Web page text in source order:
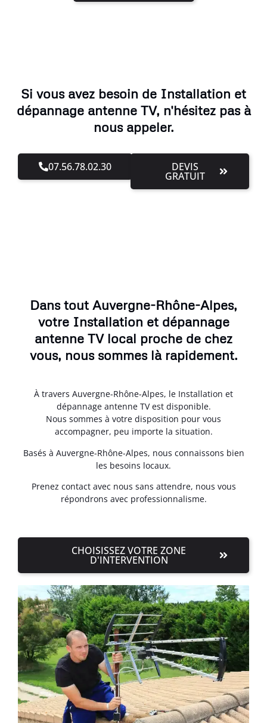
Si vous avez besoin de Installation et
dépannage antenne TV, n'hésitez pas à
nous appeler.
07.56.78.02.30 DEVIS
GRATUIT
Dans tout Auvergne-Rhône-Alpes,
votre Installation et dépannage
antenne TV local proche de chez
vous, nous sommes là rapidement.
À travers Auvergne-Rhône-Alpes, le Installation et
dépannage antenne TV est disponible.
Nous sommes à votre disposition pour vous
accompagner, peu importe la situation.
Basés à Auvergne-Rhône-Alpes, nous connaissons bien
les besoins locaux.
Prenez contact avec nous sans attendre, nous vous
répondrons avec professionnalisme.
CHOISISSEZ VOTRE ZONE
D'INTERVENTION